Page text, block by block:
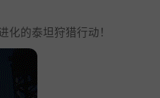
的泰坦狩猎行动！